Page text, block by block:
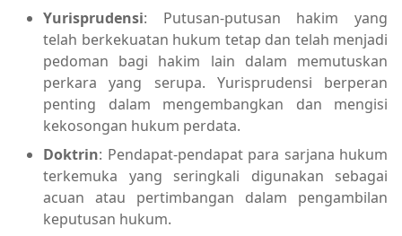
Yurisprudensi: Putusan-putusan hakim yang
telah berkekuatan hukum tetap dan telah menjadi
pedoman bagi hakim lain dalam memutuskan
perkara yang serupa. Yurisprudensi berperan
penting dalam mengembangkan dan mengisi
kekosongan hukum perdata.
Doktrin: Pendapat-pendapat para sarjana hukum
terkemuka yang seringkali digunakan sebagai
acuan atau pertimbangan dalam pengambilan
keputusan hukum.